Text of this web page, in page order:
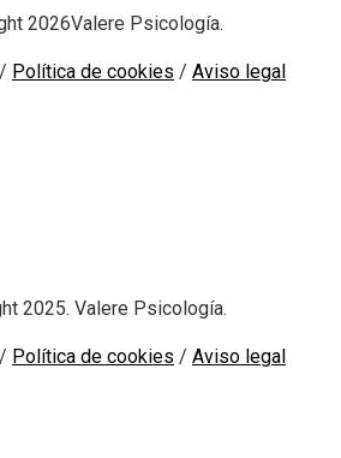
2026Valere Psicología.
/ Política de cookies / Aviso legal
2025. Valere Psicología.
/ Política de cookies / Aviso legal